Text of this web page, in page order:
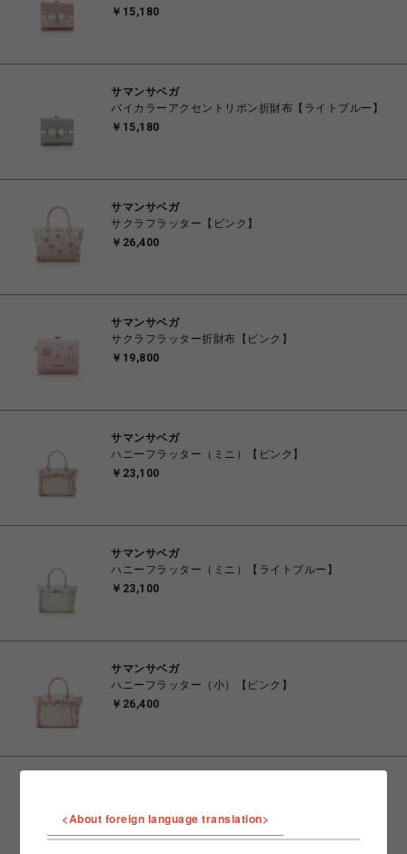
￥15,180
サマンサベガ
バイカラーアクセントリボン折財布【ライトブルー】
￥15,180
サマンサベガ
サクラフラッター【ピンク】
￥26,400
サマンサベガ
サクラフラッター折財布【ピンク】
￥19,800
サマンサベガ
ハニーフラッター（ミニ）【ピンク】
￥23,100
サマンサベガ
ハニーフラッター（ミニ）【ライトブルー】
￥23,100
サマンサベガ
ハニーフラッター（小）【ピンク】
￥26,400
￥26,400
<About foreign language translation>